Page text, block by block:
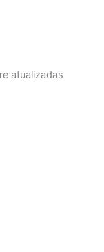
atualizadas